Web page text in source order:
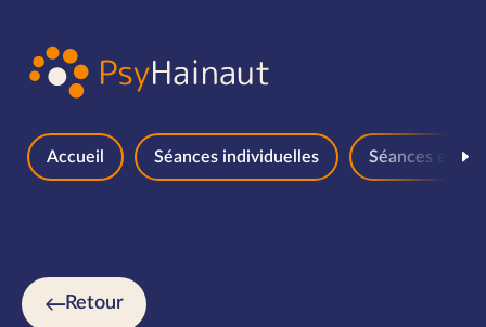
Accueil Séances individuelles Séances en
Retour